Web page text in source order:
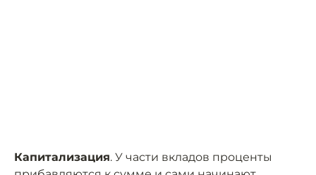
Капитализация. У части вкладов проценты